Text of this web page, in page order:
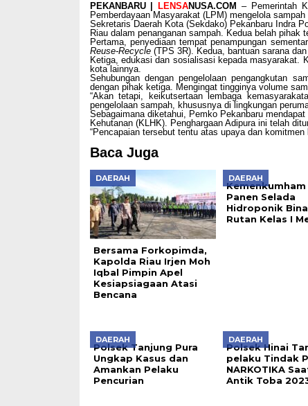
PEKANBARU | LENSANUSA.COM– Pemerintah
Pemberdayaan Masyarakat (LPM) mengelola
Sekretaris Daerah Kota (Sekdako) Pekanbaru Indra
Riau dalam penanganan sampah. Kedua belah pihak
Pertama, penyediaan tempat penampungan
Reuse-Recycle (TPS 3R). Kedua, bantuan sarana
Ketiga, edukasi dan sosialisasi kepada masyarakat.
kota lainnya.
Sehubungan dengan pengelolaan pengangkutan
dengan pihak ketiga. Mengingat tingginya volume
“Akan tetapi, keikutsertaan lembaga
pengelolaan sampah, khususnya di lingkungan
Sebagaimana diketahui, Pemko Pekanbaru
Kehutanan (KLHK). Penghargaan Adipura ini telah
“Pencapaian tersebut tentu atas upaya dan komitmen
Baca Juga
DAERAH
Bersama Forkopimda,
Kapolda Riau Irjen Moh
Iqbal Pimpin Apel
Kesiapsiagaan Atasi
Bencana
DAERAH
Kemenkumham
Panen Selada
Hidroponik
Rutan Kelas I
DAERAH
Polsek Tanjung Pura
Ungkap Kasus dan
Amankan Pelaku
Pencurian
DAERAH
Polsek Hinai
pelaku Tindak
NARKOTIKA
Antik Toba